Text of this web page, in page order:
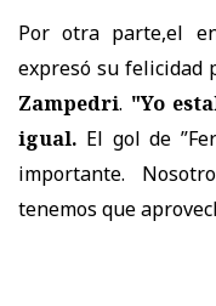
Por otra parte,el
expresó su felicidad
Zampedri. "Yo
igual. El gol de
importante.
tenemos que